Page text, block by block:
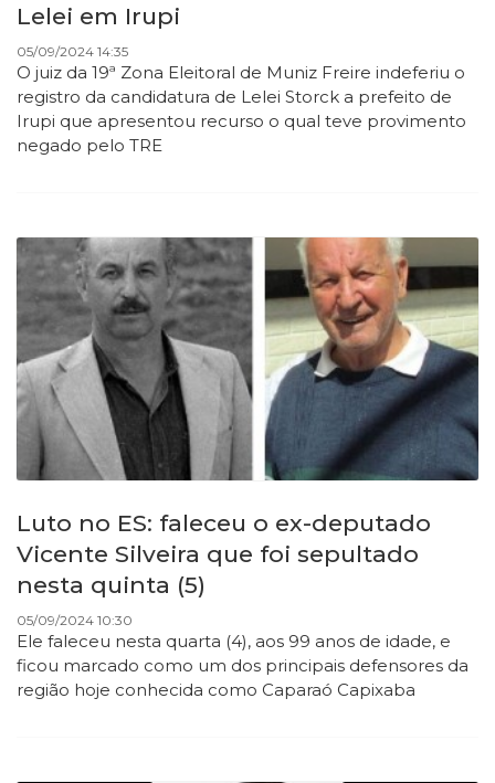
Lelei em Irupi
05/09/2024 14:35
O juiz da 19ª Zona Eleitoral de Muniz Freire indeferiu o
registro da candidatura de Lelei Storck a prefeito de
Irupi que apresentou recurso o qual teve provimento
negado pelo TRE
Luto no ES: faleceu o ex-deputado
Vicente Silveira que foi sepultado
nesta quinta (5)
05/09/2024 10:30
Ele faleceu nesta quarta (4), aos 99 anos de idade, e
ficou marcado como um dos principais defensores da
região hoje conhecida como Caparaó Capixaba